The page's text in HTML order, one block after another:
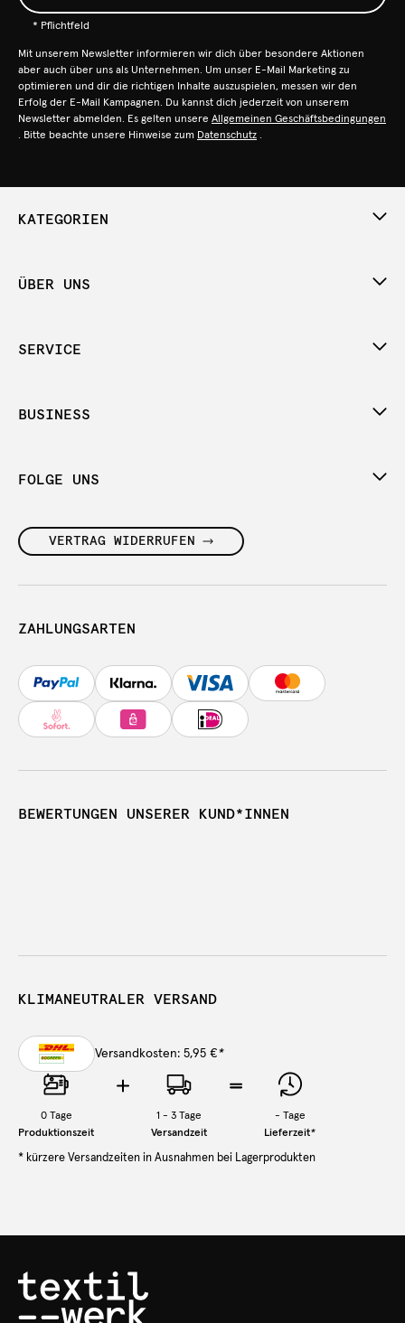
* Pflichtfeld
Mit unserem Newsletter informieren wir dich über besondere Aktionen
aber auch über uns als Unternehmen. Um unser E-Mail Marketing zu
optimieren und dir die richtigen Inhalte auszuspielen, messen wir den
Erfolg der E-Mail Kampagnen. Du kannst dich jederzeit von unserem
Newsletter abmelden. Es gelten unsere Allgemeinen Geschäftsbedingungen
. Bitte beachte unsere Hinweise zum Datenschutz .
KATEGORIEN
ÜBER UNS
SERVICE
BUSINESS
FOLGE UNS
VERTRAG WIDERRUFEN
ZAHLUNGSARTEN
BEWERTUNGEN UNSERER KUND*INNEN
KLIMANEUTRALER VERSAND
Versandkosten: 5,95 €*
0Tage
Produktionszeit
1 - 3 Tage
Versandzeit
- Tage
Lieferzeit*
* kürzere Versandzeiten in Ausnahmen bei Lagerprodukten